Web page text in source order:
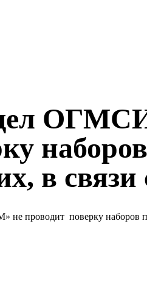
в
поверку наборов